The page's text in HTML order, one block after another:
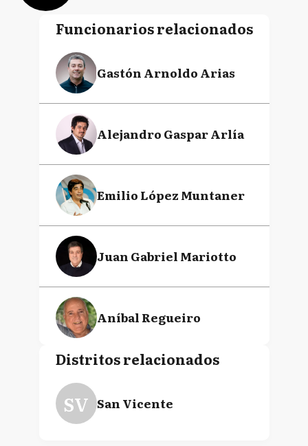
Funcionarios relacionados
Gastón Arnoldo Arias
Alejandro Gaspar Arlía
Emilio López Muntaner
Juan Gabriel Mariotto
Aníbal Regueiro
Distritos relacionados
SV San Vicente